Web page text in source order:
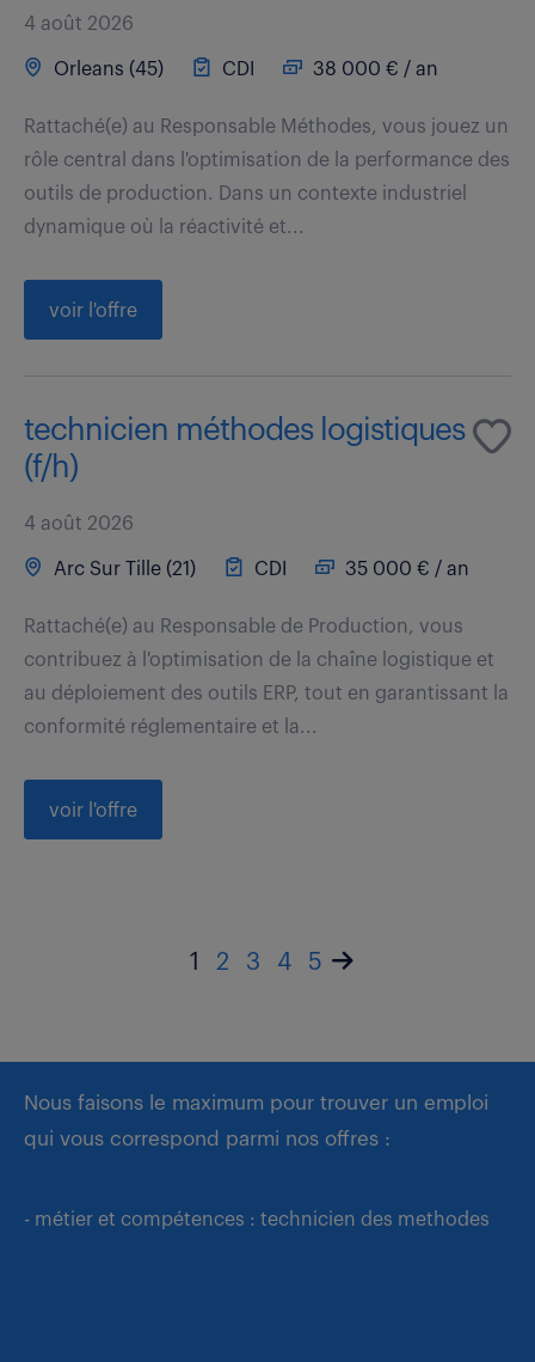
4 août 2026
Orleans (45) CDI 38 000 € / an
Rattaché(e) au Responsable Méthodes, vous jouez un
rôle central dans l'optimisation de la performance des
outils de production. Dans un contexte industriel
dynamique où la réactivité et...
voir l'offre
technicien méthodes logistiques
(f/h)
4 août 2026
Arc Sur Tille (21) CDI 35 000 € / an
Rattaché(e) au Responsable de Production, vous
contribuez à l'optimisation de la chaîne logistique et
au déploiement des outils ERP, tout en garantissant la
conformité réglementaire et la...
voir l'offre
1 2 3 4 5
Nous faisons le maximum pour trouver un emploi
qui vous correspond parmi nos offres :
- métier et compétences : technicien des methodes